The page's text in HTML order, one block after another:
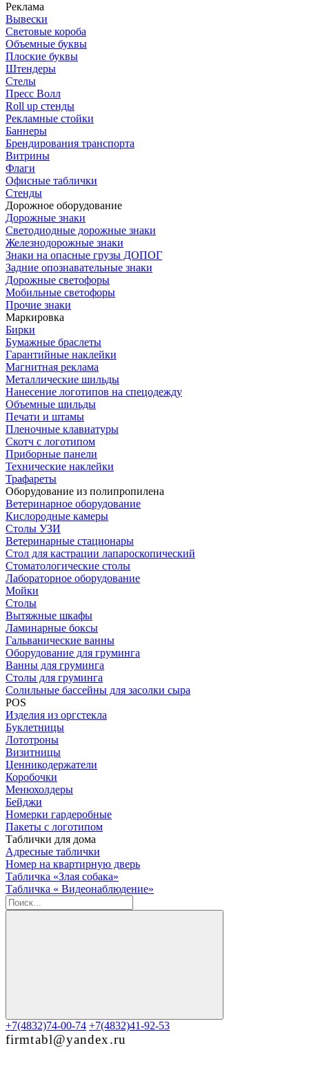
Реклама
Вывески
Световые короба
Объемные буквы
Плоские буквы
Штендеры
Стелы
Пресс Волл
Roll up стенды
Рекламные стойки
Баннеры
Брендирования транспорта
Витрины
Флаги
Офисные таблички
Стенды
Дорожное оборудование
Дорожные знаки
Светодиодные дорожные знаки
Железнодорожные знаки
Знаки на опасные грузы ДОПОГ
Задние опознавательные знаки
Дорожные светофоры
Мобильные светофоры
Прочие знаки
Маркировка
Бирки
Бумажные браслеты
Гарантийные наклейки
Магнитная реклама
Металлические шильды
Нанесение логотипов на спецодежду
Объемные шильды
Печати и штамы
Пленочные клавиатуры
Скотч с логотипом
Приборные панели
Технические наклейки
Трафареты
Оборудование из полипропилена
Ветеринарное оборудование
Кислородные камеры
Столы УЗИ
Ветеринарные стационары
Стол для кастрации лапароскопический
Стоматологические столы
Лабораторное оборудование
Мойки
Столы
Вытяжные шкафы
Ламинарные боксы
Гальванические ванны
Оборудование для груминга
Ванны для груминга
Столы для груминга
Солильные бассейны для засолки сыра
POS
Изделия из оргстекла
Буклетницы
Лототроны
Визитницы
Ценникодержатели
Коробочки
Менюхолдеры
Бейджи
Номерки гардеробные
Пакеты с логотипом
Таблички для дома
Адресные таблички
Номер на квартирную дверь
Табличка «Злая собака»
Табличка « Видеонаблюдение»
+7(4832)74-00-74 +7(4832)41-92-53
firmtabl@yandex.ru